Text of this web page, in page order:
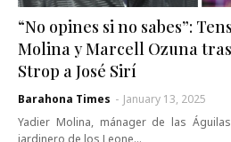
“No opines si no sabes”:
Molina y Marcell Ozuna
Strop a José Sirí
Barahona Times - January 13, 2025
Yadier Molina, mánager de las
jardinero de los Leone…